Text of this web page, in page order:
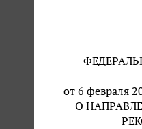
от 6 февраля
О